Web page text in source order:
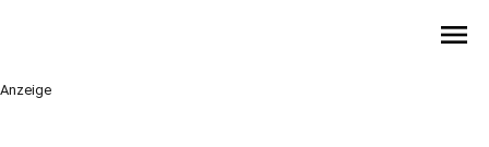
menu
Anzeige